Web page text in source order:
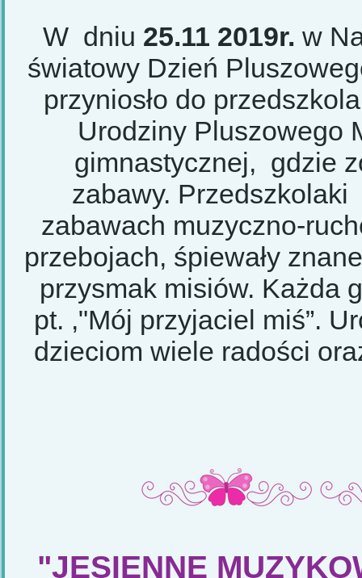
W dniu 25.11 2019r. w
światowy Dzień
przyniosło do
Urodziny Pluszowego
gimnastycznej, gdzie
zabawy. Przedszkolaki
zabawach muzyczno-
przebojach, śpiewały
przysmak misiów. Każda
pt. ,"Mój przyjaciel miś”.
dzieciom wiele radości
"JESIENNE